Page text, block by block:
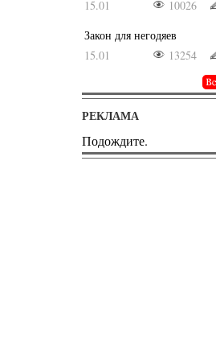
15.01
10026
Закон для негодяев
15.01
13254
РЕКЛАМА
Подождите.